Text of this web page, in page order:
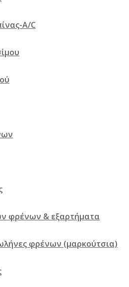
A/C
φρένων & εξαρτήματα
φρένων (μαρκούτσια)